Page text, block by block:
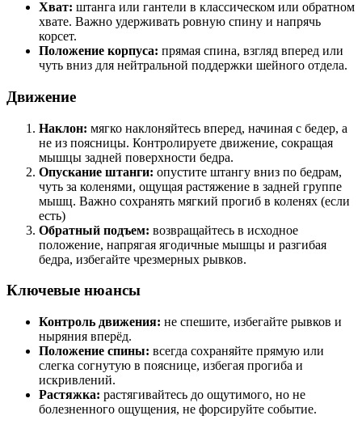
Хват: штанга или гантели в классическом или обратном
хвате. Важно удерживать ровную спину и напрячь
корсет.
Положение корпуса: прямая спина, взгляд вперед или
чуть вниз для нейтральной поддержки шейного отдела.
Движение
Наклон: мягко наклоняйтесь вперед, начиная с бедер, а
не из поясницы. Контролируете движение, сокращая
мышцы задней поверхности бедра.
Опускание штанги: опустите штангу вниз по бедрам,
чуть за коленями, ощущая растяжение в задней группе
мышц. Важно сохранять мягкий прогиб в коленях (если
есть)
Обратный подъем: возвращайтесь в исходное
положение, напрягая ягодичные мышцы и разгибая
бедра, избегайте чрезмерных рывков.
Ключевые нюансы
Контроль движения: не спешите, избегайте рывков и
ныряния вперёд.
Положение спины: всегда сохраняйте прямую или
слегка согнутую в пояснице, избегая прогиба и
искривлений.
Растяжка: растягивайтесь до ощутимого, но не
болезненного ощущения, не форсируйте событие.